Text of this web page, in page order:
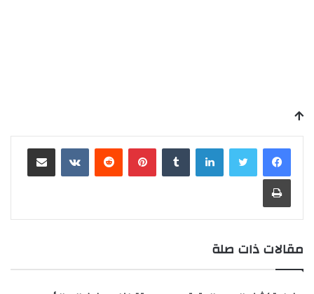
لينكدإن بينتيريست مشاركة عبر البريد
طباعة
مقالات ذات صلة